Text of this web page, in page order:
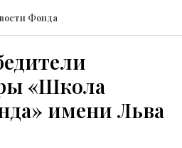
Фонда
«Школа
имени Льва